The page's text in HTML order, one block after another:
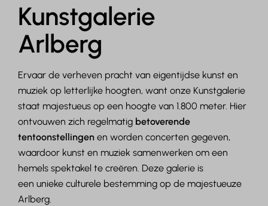
Kunstgalerie
Arlberg
Ervaar de verheven pracht van eigentijdse kunst en
muziek op letterlijke hoogten, want onze Kunstgalerie
staat majestueus op een hoogte van 1.800 meter. Hier
ontvouwen zich regelmatig betoverende
tentoonstellingen en worden concerten gegeven,
waardoor kunst en muziek samenwerken om een
hemels spektakel te creëren. Deze galerie is
een unieke culturele bestemming op de majestueuze
Arlberg.